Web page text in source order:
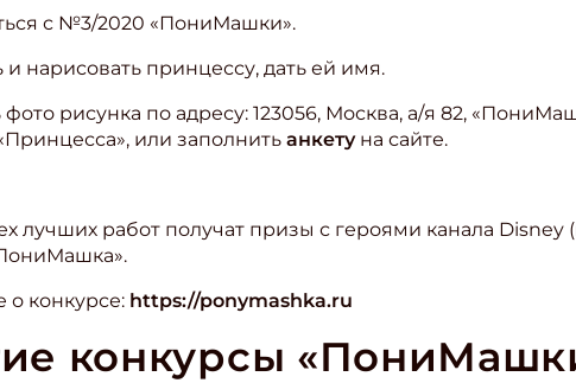
с №3/2020 «ПониМашки».
нарисовать принцессу, дать ей имя.
рисунка по адресу: 123056, Москва, а/я 82,
или заполнить анкетуна сайте.
лучших работ получат призы с героями канала
о конкурсе: https://ponymashka.ru
конкурсы